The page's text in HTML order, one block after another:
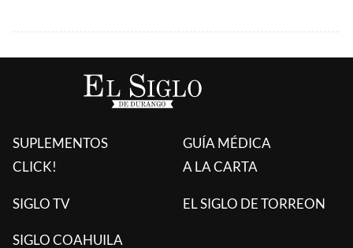
SUPLEMENTOS
CLICK!
GUÍA MÉDICA
A LA CARTA
SIGLO TV EL SIGLO DE TORREON
SIGLO COAHUILA